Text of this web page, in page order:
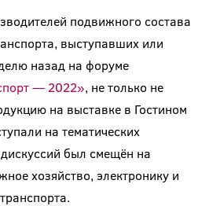
подвижного состава
выступавших или
назад на форуме
— 2022», не только не
на выставке в Гостином
на тематических
был смещён на
хозяйство, электронику и